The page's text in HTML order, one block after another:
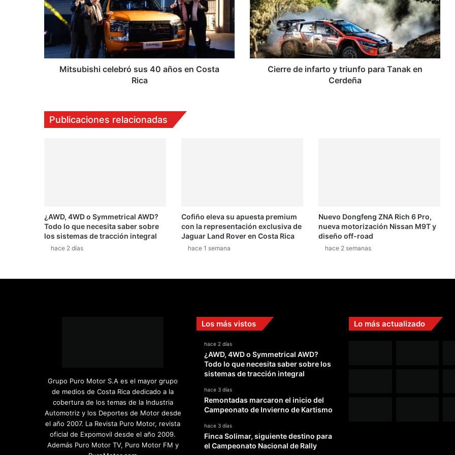
40
años
Costa
Rica
Mitsubishi celebró sus 40 años en Costa
Rica
y
triunfo
para
Tanak
en
Cerdeña
Cierre de infarto y triunfo para Tanak en
Cerdeña
Publicaciones relacionadas
¿AWD, 4WD o Symmetrical AWD?
Todo lo que necesita saber sobre
los sistemas de tracción integral
hace 2 días
Cofiño eleva su apuesta premium
con la representación exclusiva de
Jaguar Land Rover en Costa Rica
hace 1 semana
Nuevo Dongfeng ZNA Rich 6 Pro,
nueva motorización Nissan M9T y
diseño off-road
hace 2 semanas
Grupo Puro Motor S.A es el mayor grupo
de medios de Costa Rica dedicado a la
cobertura de los temas de la Industria
Automotriz y los Deportes de Motor desde
el año 2007. La Revista Puro Motor, revista
oficial de Expomovil desde el año 2009.
Además Puro Motor TV, Puro Motor FM y
Los más vistos
hace 2 días
¿AWD, 4WD o Symmetrical AWD?
Todo lo que necesita saber sobre los
sistemas de tracción integral
hace 3 días
Remontadas marcaron el inicio del
Campeonato de Invierno de Kartismo
hace 3 días
Finca Solimar, siguiente destino para
el Campeonato Nacional de Rally
Lo más actualizado